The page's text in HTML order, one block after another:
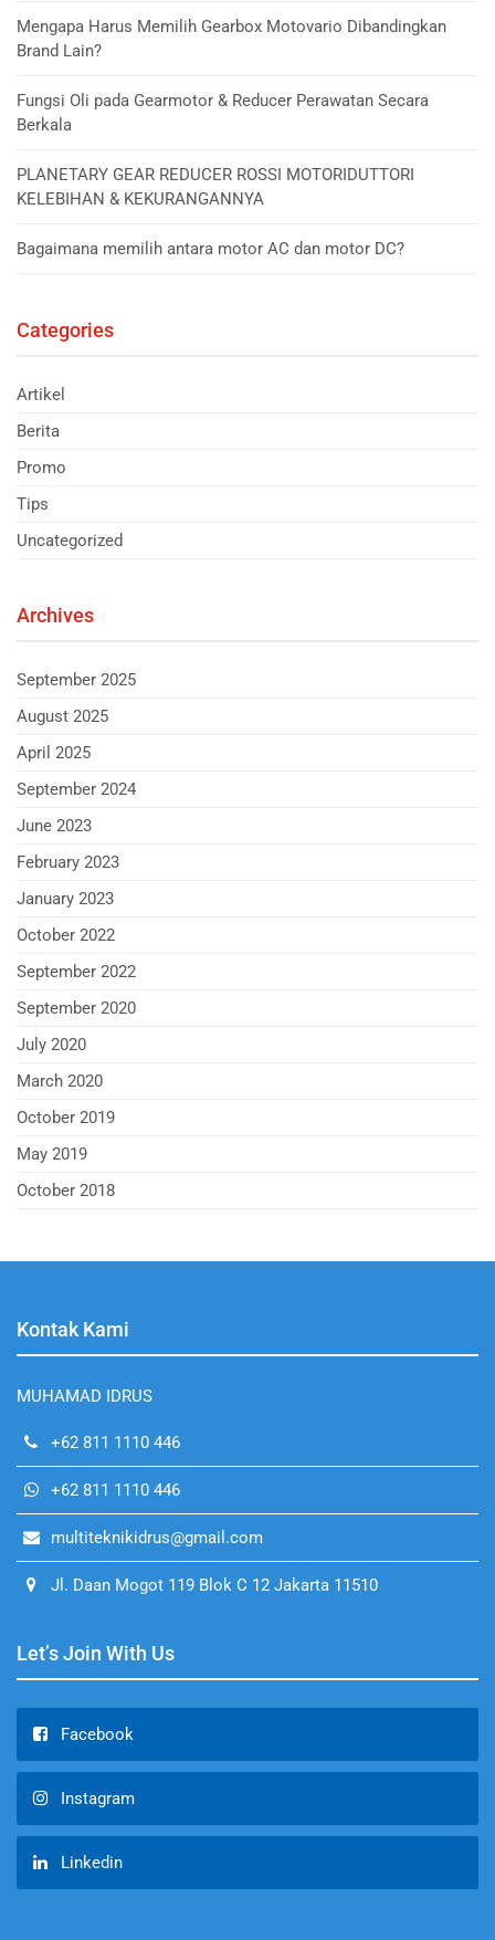
Mengapa Harus Memilih Gearbox Motovario Dibandingkan
Brand Lain?
Fungsi Oli pada Gearmotor & Reducer Perawatan Secara
Berkala
PLANETARY GEAR REDUCER ROSSI MOTORIDUTTORI
KELEBIHAN & KEKURANGANNYA
Bagaimana memilih antara motor AC dan motor DC?
Categories
Artikel
Berita
Promo
Tips
Uncategorized
Archives
September 2025
August 2025
April 2025
September 2024
June 2023
February 2023
January 2023
October 2022
September 2022
September 2020
July 2020
March 2020
October 2019
May 2019
October 2018
Kontak Kami
MUHAMAD IDRUS
+62 811 1110 446
+62 811 1110 446
multiteknikidrus@gmail.com
Jl. Daan Mogot 119 Blok C 12 Jakarta 11510
Let’s Join With Us
Facebook
Instagram
Linkedin